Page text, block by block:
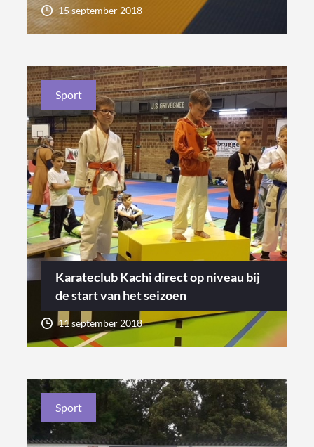
15 september 2018
Sport
Karateclub Kachi direct op niveau bij
de start van het seizoen
11 september 2018
Sport